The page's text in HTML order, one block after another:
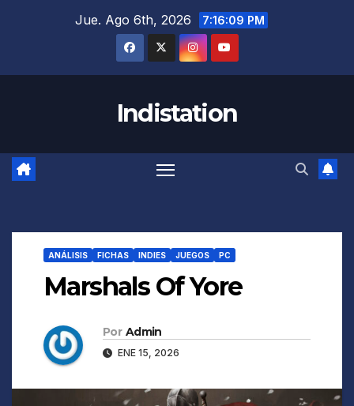
Jue. Ago 6th, 2026 7:16:10 PM
Indistation
ANÁLISIS FICHAS INDIES JUEGOS PC
Marshals Of Yore
Por Admin
ENE 15, 2026